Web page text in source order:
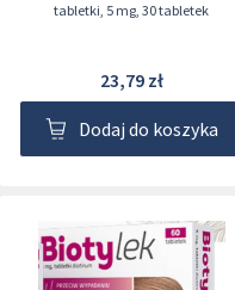
tabletki, 5 mg, 30 tabletek
23,79 zł
Dodaj do koszyka